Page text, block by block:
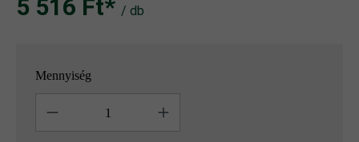
5 516 Ft‎‎‎* / db
Mennyiség